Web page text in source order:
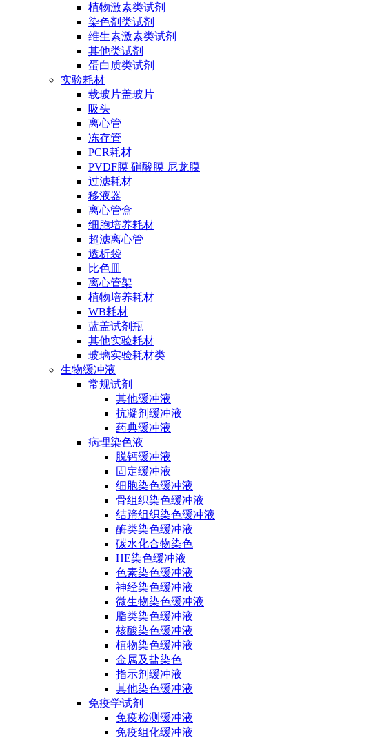
植物激素类试剂
染色剂类试剂
维生素激素类试剂
其他类试剂
蛋白质类试剂
实验耗材
载玻片盖玻片
吸头
离心管
冻存管
PCR耗材
PVDF膜 硝酸膜 尼龙膜
过滤耗材
移液器
离心管盒
细胞培养耗材
超滤离心管
透析袋
比色皿
离心管架
植物培养耗材
WB耗材
蓝盖试剂瓶
其他实验耗材
玻璃实验耗材类
生物缓冲液
常规试剂
其他缓冲液
抗凝剂缓冲液
药典缓冲液
病理染色液
脱钙缓冲液
固定缓冲液
细胞染色缓冲液
骨组织染色缓冲液
结蹄组织染色缓冲液
酶类染色缓冲液
碳水化合物染色
HE染色缓冲液
色素染色缓冲液
神经染色缓冲液
微生物染色缓冲液
脂类染色缓冲液
核酸染色缓冲液
植物染色缓冲液
金属及盐染色
指示剂缓冲液
其他染色缓冲液
免疫学试剂
免疫检测缓冲液
免疫组化缓冲液